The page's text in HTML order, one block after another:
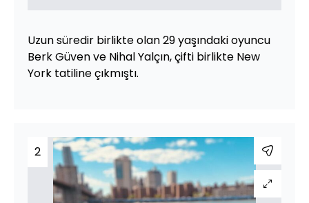
Uzun süredir birlikte olan 29 yaşındaki oyuncu
Berk Güven ve Nihal Yalçın, çifti birlikte New
York tatiline çıkmıştı.
2